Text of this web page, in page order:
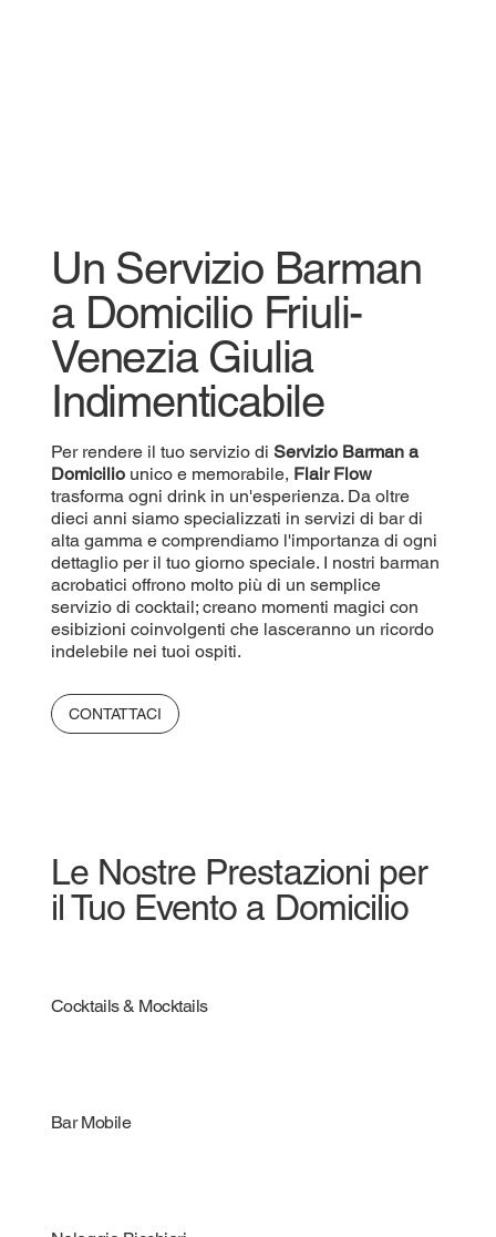
Un Servizio Barman
a Domicilio Friuli-
Venezia Giulia
Indimenticabile
Per rendere il tuo servizio di Servizio Barman a
Domicilio unico e memorabile, Flair Flow
trasforma ogni drink in un'esperienza. Da oltre
dieci anni siamo specializzati in servizi di bar di
alta gamma e comprendiamo l'importanza di ogni
dettaglio per il tuo giorno speciale. I nostri barman
acrobatici offrono molto più di un semplice
servizio di cocktail; creano momenti magici con
esibizioni coinvolgenti che lasceranno un ricordo
indelebile nei tuoi ospiti.
CONTATTACI
Le Nostre Prestazioni per
il Tuo Evento a Domicilio
Cocktails & Mocktails
Bar Mobile